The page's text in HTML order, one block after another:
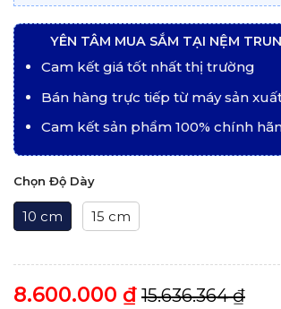
YÊN TÂM MUA SẮM TẠI NỆM
Cam kết giá tốt nhất thị trường
Bán hàng trực tiếp từ máy sản
Cam kết sản phẩm 100% chính
Chọn Độ Dày
10 cm 15 cm
8.600.000 ₫ 15.636.364₫